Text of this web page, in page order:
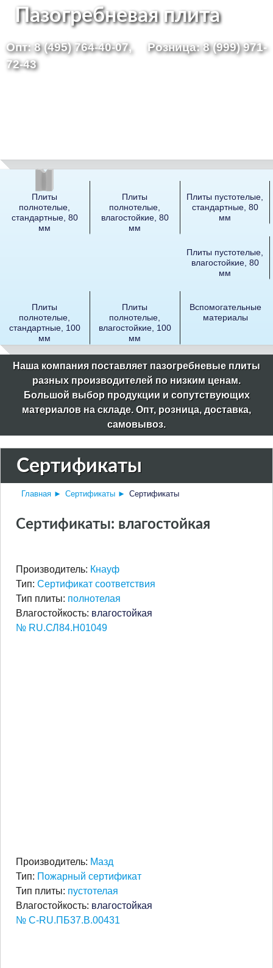
Перейти
основному
Пазогребневая плита
Опт: 8 (495) 764-40-07,
Розница: 8 (999) 971-
72-43
Плиты
полнотелые,
стандартные, 80
мм
Плиты
полнотелые,
влагостойкие, 80
мм
Плиты пустотелые,
стандартные, 80
мм
Плиты пустотелые,
влагостойкие, 80
мм
Плиты
полнотелые,
стандартные, 100
мм
Плиты
полнотелые,
влагостойкие, 100
мм
Вспомогательные
материалы
Наша компания поставляет пазогребневые плиты
разных производителей по низким ценам.
Большой выбор продукции и сопутствующих
материалов на складе. Опт, розница, доставка,
самовывоз.
Сертификаты
Главная► Сертификаты► Сертификаты
Сертификаты: влагостойкая
Производитель: Кнауф
Тип: Сертификат соответствия
Тип плиты: полнотелая
Влагостойкость: влагостойкая
№ RU.СЛ84.Н01049
Производитель: Мазд
Тип: Пожарный сертификат
Тип плиты: пустотелая
Влагостойкость: влагостойкая
№ С-RU.ПБ37.В.00431